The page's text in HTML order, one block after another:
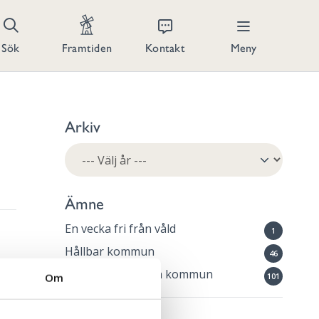
Om
Sök Framtiden Kontakt Meny
Arkiv
Ämne
En vecka fri från våld 1
Hållbar kommun 46
Ung i Mörbylånga kommun 101